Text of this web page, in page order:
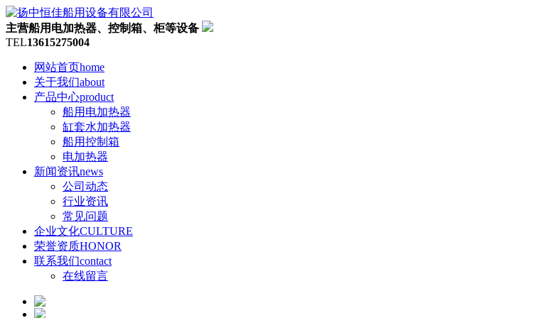
主营船用电加热器、控制箱、柜等设备
TEL13615275004
网站首页home
关于我们about
产品中心product
船用电加热器
缸套水加热器
船用控制箱
电加热器
新闻资讯news
公司动态
行业资讯
常见问题
企业文化CULTURE
荣誉资质HONOR
联系我们contact
在线留言